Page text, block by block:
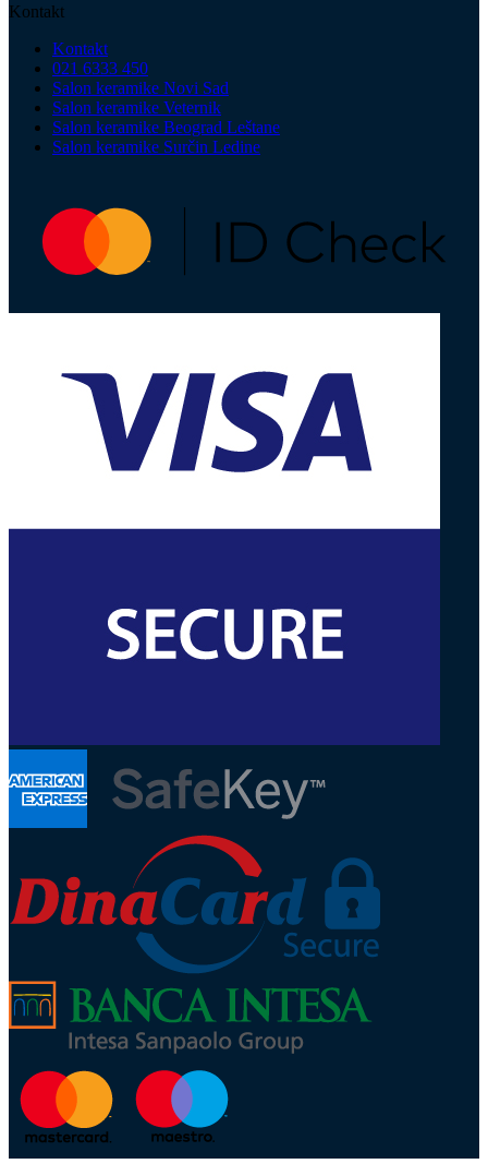
Kontakt
Kontakt
021 6333 450
Salon keramike Novi Sad
Salon keramike Veternik
Salon keramike Beograd Leštane
Salon keramike Surčin Ledine